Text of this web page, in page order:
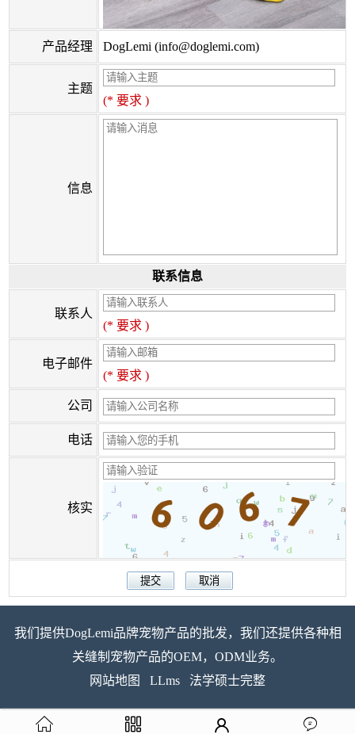
产品经理 DogLemi (info@doglemi.com)
主题
(* 要求 )
信息
联系信息
联系人
(* 要求 )
电子邮件
(* 要求 )
公司
电话
核实
我们提供DogLemi品牌宠物产品的批发，我们还提供各种相
关缝制宠物产品的OEM，ODM业务。
网站地图
LLms 法学硕士完整